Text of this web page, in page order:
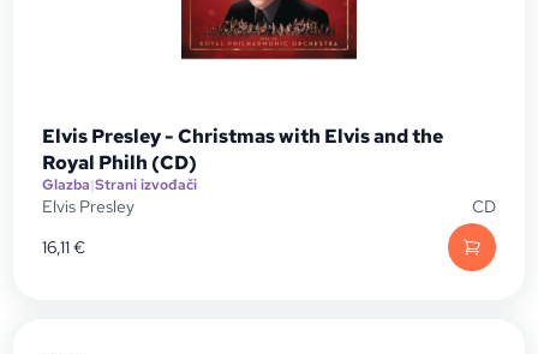
Elvis Presley - Christmas with Elvis and the
Royal Philh (CD)
Glazba|Strani izvođači
Elvis Presley
CD
16,11€